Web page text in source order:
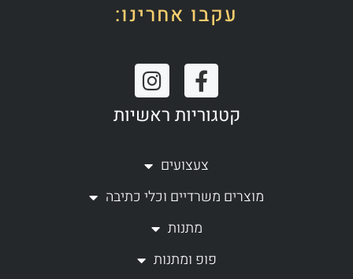
עקבו אחרינו:
F
a
c
b
o
o
k
f
I
n
s
a
r
a
קטגוריות ראשיות
צעצועים
מוצרים משרדיים וכלי כתיבה
מתנות
פופ ומתנות